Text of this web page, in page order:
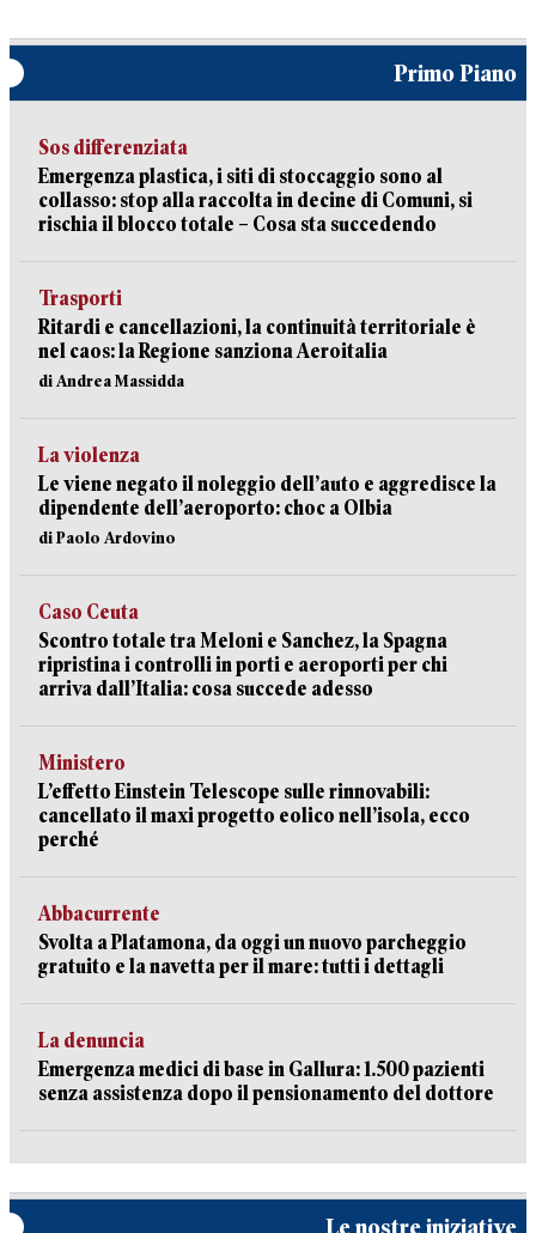
Primo Piano
Sos differenziata
Emergenza plastica, i siti di stoccaggio sono al
collasso: stop alla raccolta in decine di Comuni, si
rischia il blocco totale – Cosa sta succedendo
Trasporti
Ritardi e cancellazioni, la continuità territoriale è
nel caos: la Regione sanziona Aeroitalia
di Andrea Massidda
La violenza
Le viene negato il noleggio dell’auto e aggredisce la
dipendente dell’aeroporto: choc a Olbia
di Paolo Ardovino
Caso Ceuta
Scontro totale tra Meloni e Sanchez, la Spagna
ripristina i controlli in porti e aeroporti per chi
arriva dall’Italia: cosa succede adesso
Ministero
L’effetto Einstein Telescope sulle rinnovabili:
cancellato il maxi progetto eolico nell’isola, ecco
perché
Abbacurrente
Svolta a Platamona, da oggi un nuovo parcheggio
gratuito e la navetta per il mare: tutti i dettagli
La denuncia
Emergenza medici di base in Gallura: 1.500 pazienti
senza assistenza dopo il pensionamento del dottore
Le nostre iniziative